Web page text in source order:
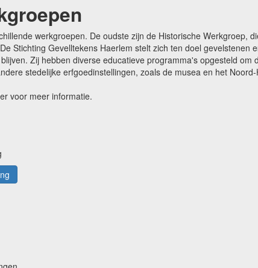
werkgroepen. De oudste zijn de Historische
Stichting Gevelltekens Haerlem stelt zich ten doel
Zij hebben diverse educatieve programma's opgesteld
stedelijke erfgoedinstellingen, zoals de musea en het
voor meer informatie.